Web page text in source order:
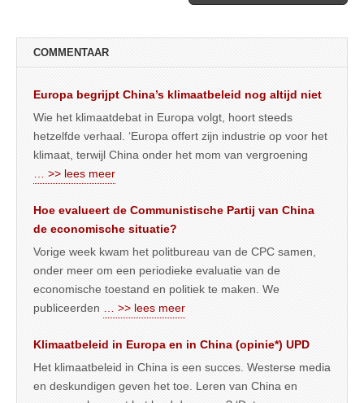
COMMENTAAR
Europa begrijpt China’s klimaatbeleid nog altijd niet
Wie het klimaatdebat in Europa volgt, hoort steeds
hetzelfde verhaal. ‘Europa offert zijn industrie op voor het
klimaat, terwijl China onder het mom van vergroening
… >> lees meer
Hoe evalueert de Communistische Partij van China
de economische situatie?
Vorige week kwam het politbureau van de CPC samen,
onder meer om een periodieke evaluatie van de
economische toestand en politiek te maken. We
publiceerden
… >> lees meer
Klimaatbeleid in Europa en in China (opinie*) UPD
Het klimaatbeleid in China is een succes. Westerse media
en deskundigen geven het toe. Leren van China en